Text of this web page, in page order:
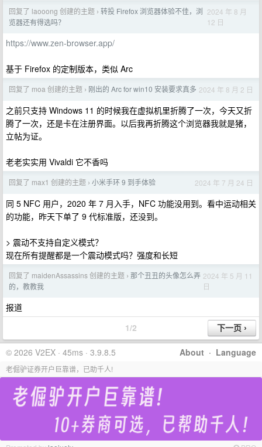
回复了 laooong 创建的主题 › 转投 Firefox 浏览器体验不佳，浏
览器还有得选吗？
2024 年 8 月
12 日
https://www.zen-browser.app/
基于 Firefox 的定制版本，类似 Arc
回复了 moa 创建的主题 › 刚出的 Arc for win10 安装要求真多 2024 年 8 月 2 日
之前只支持 Windows 11 的时候我在虚拟机里折腾了一次，今天又折
腾了一次，还是卡在注册界面。以后我再折腾这个浏览器我就是猪，
立帖为证。
老老实实用 Vivaldi 它不香吗
回复了 max1 创建的主题 › 小米手环 9 到手体验 2024 年 7 月 24 日
同 5 NFC 用户，2020 年 7 月入手，NFC 功能没用到。看中运动相关
的功能，昨天下单了 9 代标准版，还没到。
> 震动不支持自定义模式？
现在所有提醒都是一个震动模式吗？强度和长短
回复了 maidenAssassins 创建的主题 › 那个丑丑的头像怎么弄
的，教教我
2024 年 5 月 11
日
报道
1/2
About · Language
© 2026 V2EX · 45ms · 3.9.8.5
老倔驴证券开户巨靠谱，已助千人!